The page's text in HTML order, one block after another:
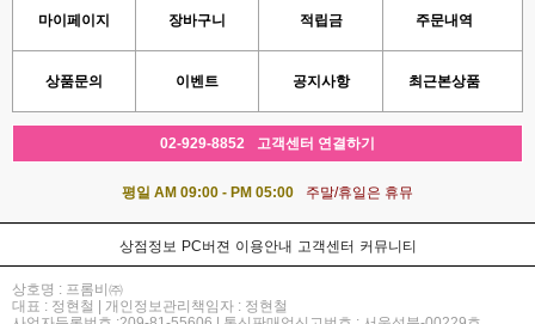
마이페이지 장바구니 적립금 주문내역
상품문의 이벤트 공지사항 최근본상품
02-929-8852 고객센터 연결하기
평일 AM 09:00 - PM 05:00 주말/휴일은 휴뮤
상점정보 PC버젼 이용안내 고객센터 커뮤니티
상호명 : 프롬비㈜
대표 : 정현철 | 개인정보관리책임자 : 정현철